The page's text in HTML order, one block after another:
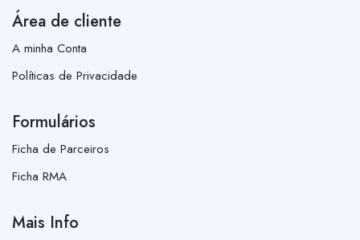
Área de cliente
A minha Conta
Políticas de Privacidade
Formulários
Ficha de Parceiros
Ficha RMA
Mais Info